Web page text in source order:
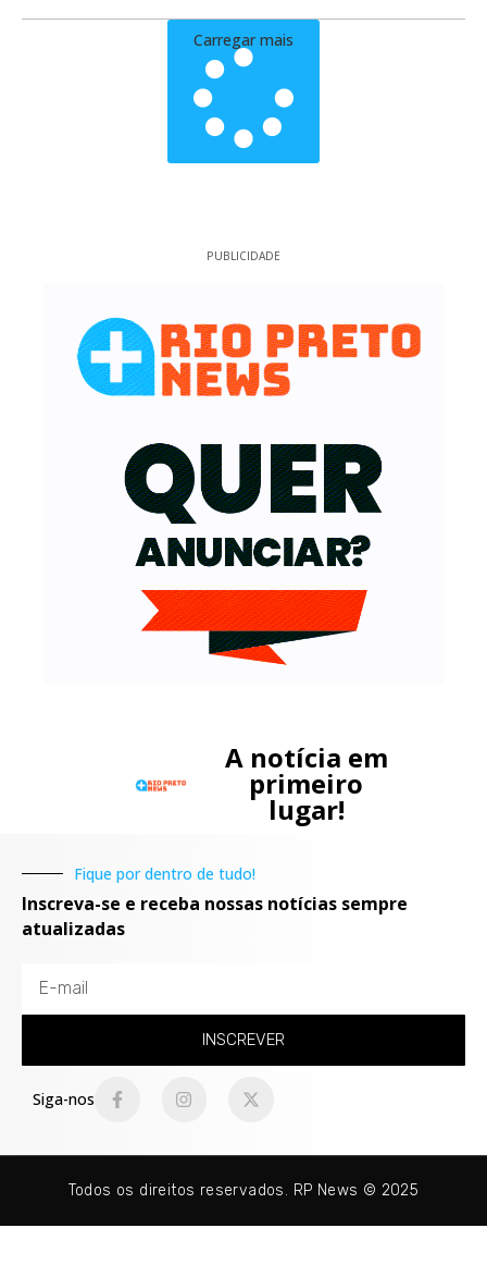
Carregar mais
PUBLICIDADE
A notícia em
primeiro
lugar!
Fique por dentro de tudo!
Inscreva-se e receba nossas notícias sempre
atualizadas
INSCREVER
Siga-nos
Todos os direitos reservados. RP News © 2025